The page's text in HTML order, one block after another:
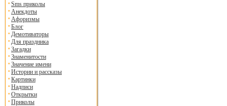
Sms приколы
Анекдоты
Афоризмы
Блог
Демотиваторы
Для праздника
Загадки
Знаменитости
Значение имени
Истории и рассказы
Картинки
Надписи
Открытки
Приколы